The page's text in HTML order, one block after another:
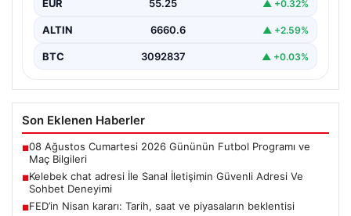
EUR 55.25 ▲ +0.32%
ALTIN 6660.6 ▲ +2.59%
BTC 3092837 ▲ +0.03%
Son Eklenen Haberler
■08 Ağustos Cumartesi 2026 Gününün Futbol Programı ve
Maç Bilgileri
■Kelebek chat adresi İle Sanal İletişimin Güvenli Adresi Ve
Sohbet Deneyimi
■FED’in Nisan kararı: Tarih, saat ve piyasaların beklentisi